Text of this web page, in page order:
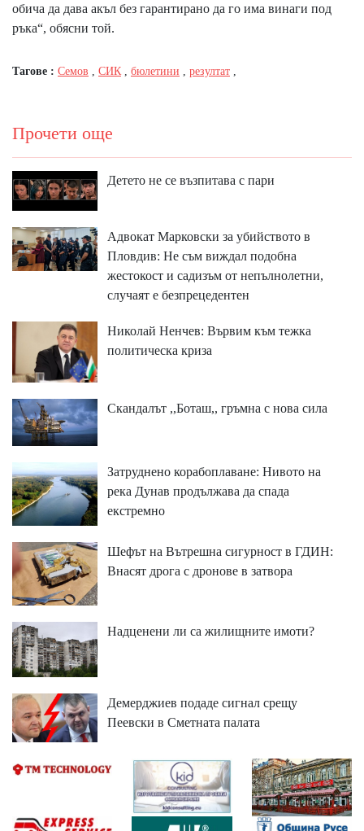
обича да дава акъл без гарантирано да го има винаги под
ръка“, обясни той.
Тагове : Семов СИК бюлетини резултат
Прочети още
Детето не се възпитава с пари
Адвокат Марковски за убийството в
Пловдив: Не съм виждал подобна
жестокост и садизъм от непълнолетни,
случаят е безпрецедентен
Николай Ненчев: Вървим към тежка
политическа криза
Скандалът ,,Боташ,, гръмна с нова сила
Затруднено корабоплаване: Нивото на
река Дунав продължава да спада
екстремно
Шефът на Вътрешна сигурност в ГДИН:
Внасят дрога с дронове в затвора
Надценени ли са жилищните имоти?
Демерджиев подаде сигнал срещу
Пеевски в Сметната палата